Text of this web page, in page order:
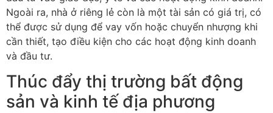
Ngoài ra, nhà ở riêng lẻ còn là một tài sản có giá trị, có
thể được sử dụng để vay vốn hoặc chuyển nhượng khi
cần thiết, tạo điều kiện cho các hoạt động kinh doanh
và đầu tư.
Thúc đẩy thị trường bất động
sản và kinh tế địa phương